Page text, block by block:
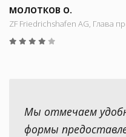
МОЛОТКОВ О.
ZF Friedrichshafen AG, Глава
Мы отмечаем
формы